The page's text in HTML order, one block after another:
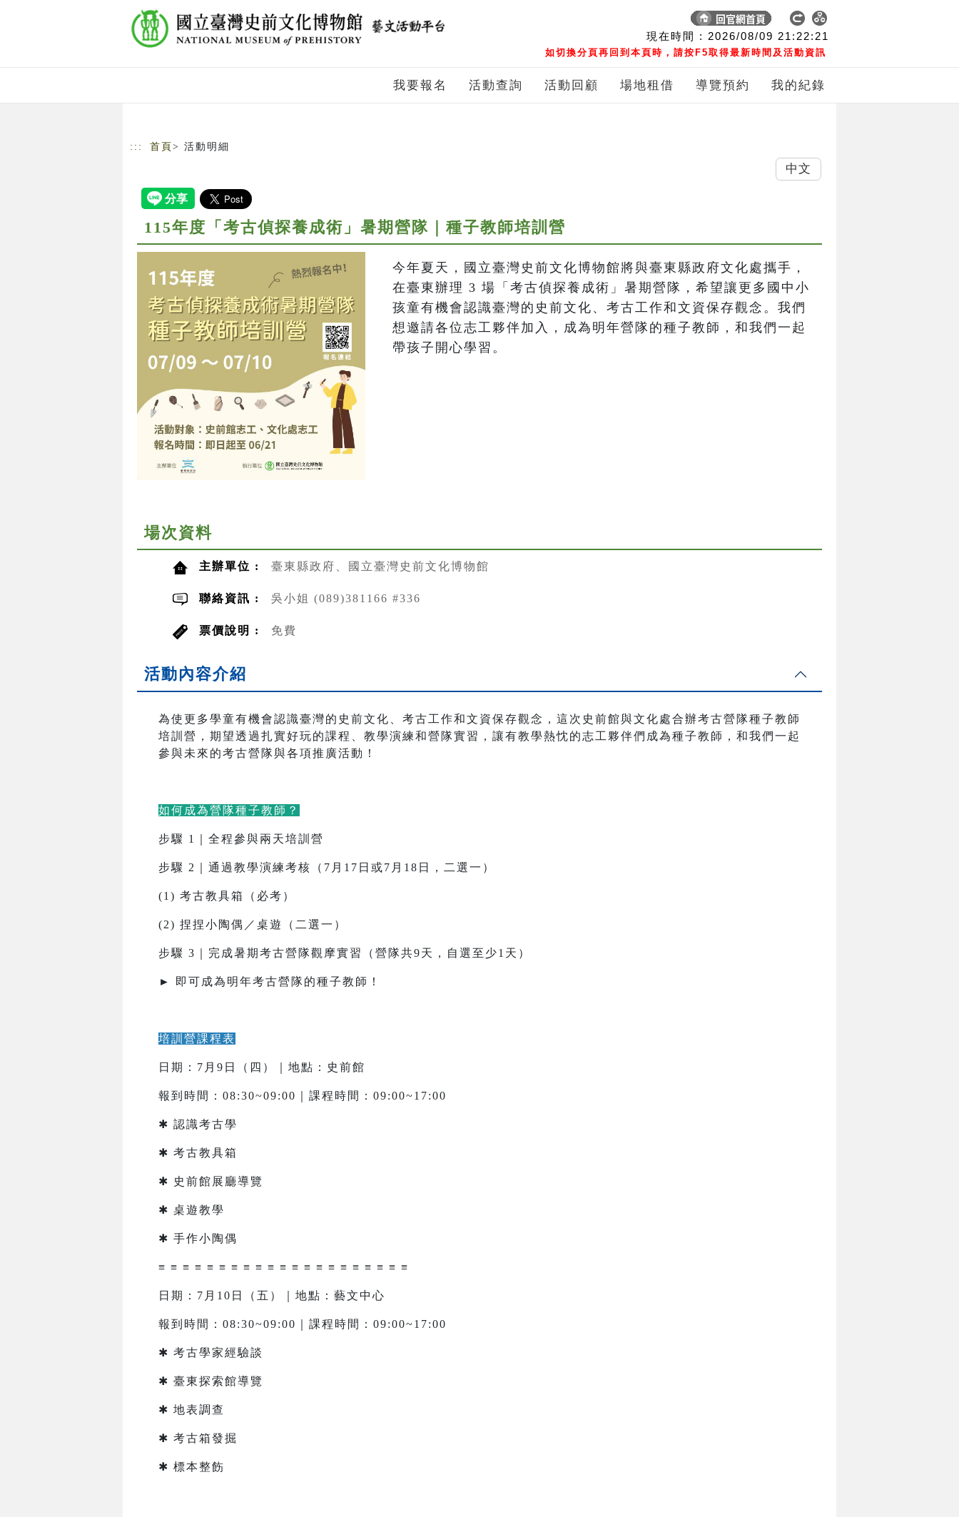
現在時間 : 2026/08/09 21:22:22
如切換分頁再回到本頁時，請按F5取得最新時間及活動資訊
我要報名 活動查詢 活動回顧 場地租借 導覽預約 我的紀錄
::: 首頁 > 活動明細
115年度「考古偵探養成術」暑期營隊｜種子教師培訓營
今年夏天，國立臺灣史前文化博物館將與臺東縣政府文化處攜手，
在臺東辦理 3 場「考古偵探養成術」暑期營隊，希望讓更多國中小
孩童有機會認識臺灣的史前文化、考古工作和文資保存觀念。我們
想邀請各位志工夥伴加入，成為明年營隊的種子教師，和我們一起
帶孩子開心學習。
場次資料
主辦單位 : 臺東縣政府、國立臺灣史前文化博物館
聯絡資訊 : 吳小姐 (089)381166 #336
票價說明 : 免費
活動內容介紹
為使更多學童有機會認識臺灣的史前文化、考古工作和文資保存觀念，這次史前館與文化處合辦考古營隊種子教師
培訓營，期望透過扎實好玩的課程、教學演練和營隊實習，讓有教學熱忱的志工夥伴們成為種子教師，和我們一起
參與未來的考古營隊與各項推廣活動！
如何成為營隊種子教師？
步驟 1｜全程參與兩天培訓營
步驟 2｜通過教學演練考核（7月17日或7月18日，二選一）
(1) 考古教具箱（必考）
(2) 捏捏小陶偶／桌遊（二選一）
步驟 3｜完成暑期考古營隊觀摩實習（營隊共9天，自選至少1天）
► 即可成為明年考古營隊的種子教師！
培訓營課程表
日期：7月9日（四）｜地點：史前館
報到時間：08:30~09:00｜課程時間：09:00~17:00
✱ 認識考古學
✱ 考古教具箱
✱ 史前館展廳導覽
✱ 桌遊教學
✱ 手作小陶偶
≡ ≡ ≡ ≡ ≡ ≡ ≡ ≡ ≡ ≡ ≡ ≡ ≡ ≡ ≡ ≡ ≡ ≡ ≡ ≡ ≡
日期：7月10日（五）｜地點：藝文中心
報到時間：08:30~09:00｜課程時間：09:00~17:00
✱ 考古學家經驗談
✱ 臺東探索館導覽
✱ 地表調查
✱ 考古箱發掘
✱ 標本整飭